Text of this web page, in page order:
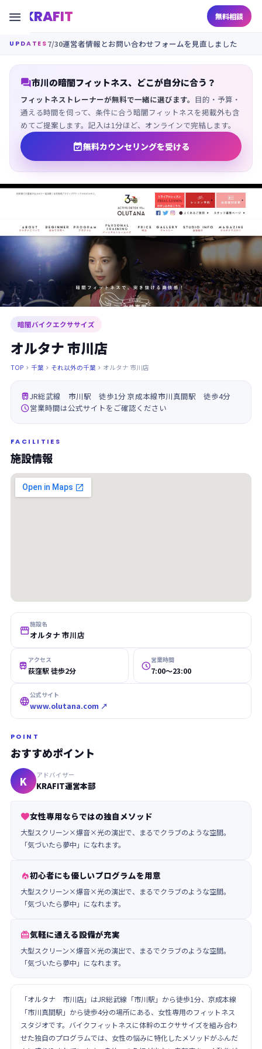
KRAFIT 無料相談

UPDATES 7/30運営者情報とお問い合わせフォームを見直しました
市川の暗闇フィットネス、どこが自分に合う？
フィットネストレーナーが無料で一緒に選びます。 目的・予算・
通える時間を伺って、条件に合う暗闇フィットネスを掲載外も含
めてご提案します。記入は1分ほど、オンラインで完結します。
無料カウンセリングを受ける
暗闇バイクエクササイズ
オルタナ 市川店
TOP  千葉  それ以外の千葉  オルタナ 市川店
JR総武線 市川駅 徒歩1分 京成本線市川真間駅 徒歩4分
営業時間は公式サイトをご確認ください
FACILITIES
施設情報
施設名
オルタナ 市川店
 アクセス
荻窪駅 徒歩2分 営業時間
7:00〜23:00
公式サイト
www.olutana.com ↗
POINT
おすすめポイント
K アドバイザー
KRAFIT運営本部
女性専用ならではの独自メソッド
大型スクリーン×爆音×光の演出で、まるでクラブのような空間。
「気づいたら夢中」になれます。
初心者にも優しいプログラムを用意
大型スクリーン×爆音×光の演出で、まるでクラブのような空間。
「気づいたら夢中」になれます。
気軽に通える設備が充実
大型スクリーン×爆音×光の演出で、まるでクラブのような空間。
「気づいたら夢中」になれます。
「オルタナ 市川店」はJR総武線「市川駅」から徒歩1分、京成本線
「市川真間駅」から徒歩4分の場所にある、女性専用のフィットネス
スタジオです。バイクフィットネスに体幹のエクササイズを組み合わ
せた独自のプログラムでは、女性の悩みに特化したメソッドがふんだ